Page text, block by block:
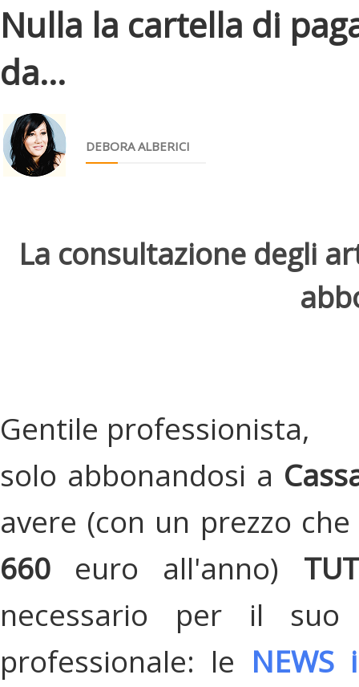
Nulla la cartella di
da...
DEBORA ALBERICI
La consultazione degli
Gentile professionista,
solo abbonandosi a
avere (con un prezzo
660 euro all'anno)
necessario per il suo
professionale: le